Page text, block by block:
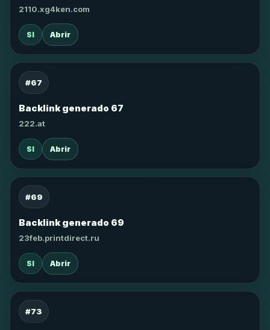
2110.xg4ken.com
SI Abrir
#67
Backlink generado 67
222.at
SI Abrir
#69
Backlink generado 69
23feb.printdirect.ru
SI Abrir
#73